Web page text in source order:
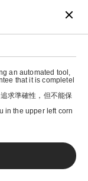
an automated tool,
that it is completel
求準確性，但不能保
in the upper left corn